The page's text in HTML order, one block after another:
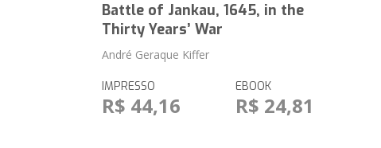
Battle of Jankau, 1645, in the
Thirty Years’ War
André Geraque Kiffer
IMPRESSO
R$ 44,16
EBOOK
R$ 24,81